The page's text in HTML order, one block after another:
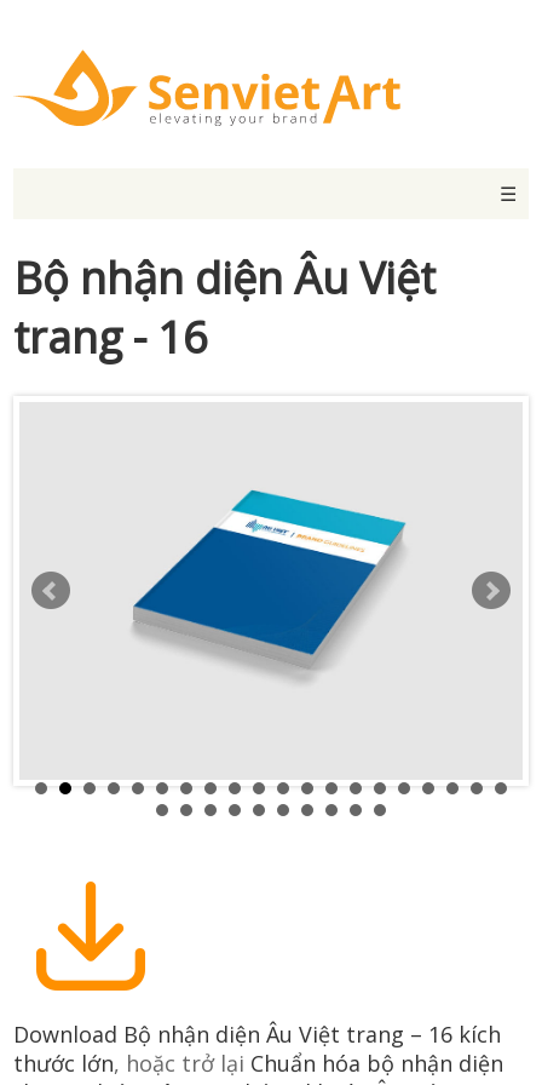
☰
Bộ nhận diện Âu Việt
trang - 16
Download Bộ nhận diện Âu Việt trang – 16 kích
thước lớn, hoặc trở lại Chuẩn hóa bộ nhận diện